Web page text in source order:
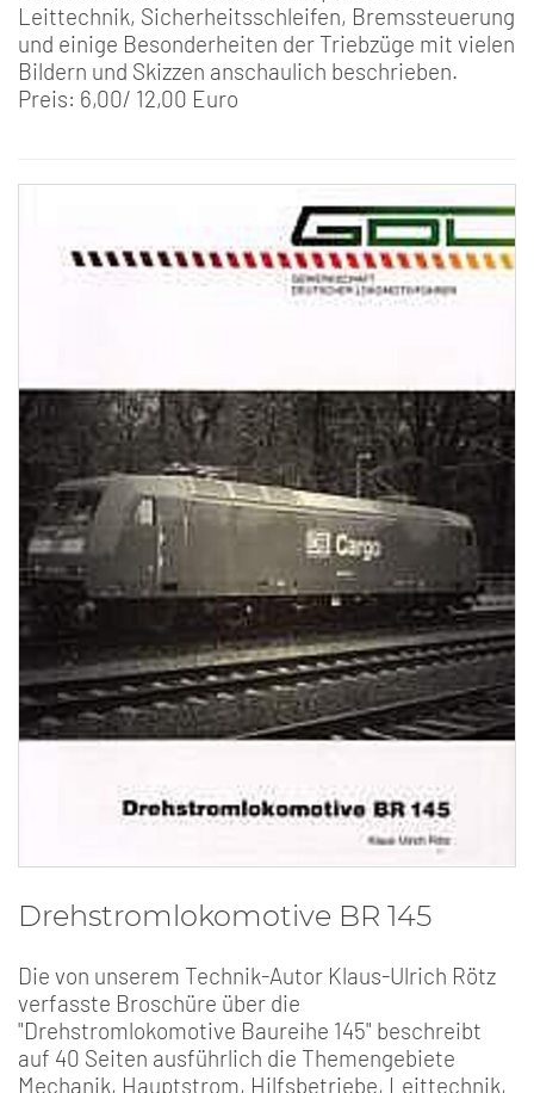
Leittechnik, Sicherheitsschleifen, Bremssteuerung
und einige Besonderheiten der Triebzüge mit vielen
Bildern und Skizzen anschaulich beschrieben.
Preis: 6,00/ 12,00 Euro
Drehstromlokomotive BR 145
Die von unserem Technik-Autor Klaus-Ulrich Rötz
verfasste Broschüre über die
"Drehstromlokomotive Baureihe 145" beschreibt
auf 40 Seiten ausführlich die Themengebiete
Mechanik, Hauptstrom, Hilfsbetriebe, Leittechnik,